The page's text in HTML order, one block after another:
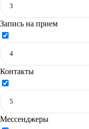
Запись на прием
Контакты
Мессенджеры